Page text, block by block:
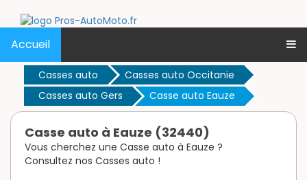
Accueil
Casses auto
Casses auto Occitanie
Casses auto Gers
Casse auto Eauze
Casse auto à Eauze (32440)
Vous cherchez une Casse auto à Eauze ?
Consultez nos Casses auto !